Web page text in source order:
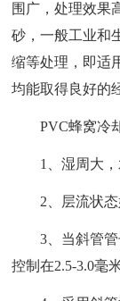
围广，处理效果
砂，一般工业和
缩等处理，即适
均能取得良好的
PVC蜂窝冷
1、湿周大，
2、层流状
3、当斜管
控制在2.5-3.0毫